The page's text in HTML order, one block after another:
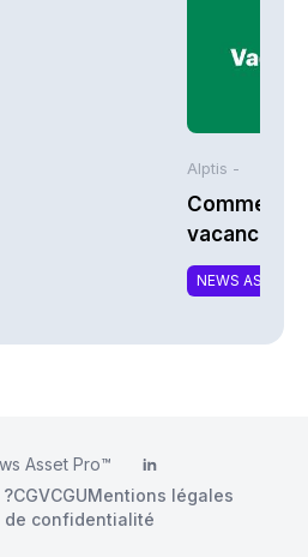
Alptis -
Comment
vacances à
NEWS
Asset Pro™ LinkedIn
CGVCGUMentions légales
de confidentialité